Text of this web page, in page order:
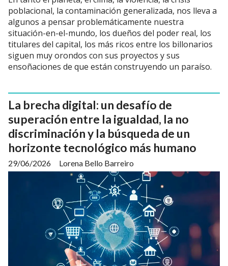
poblacional, la contaminación generalizada, nos lleva a
algunos a pensar problemáticamente nuestra
situación-en-el-mundo, los dueños del poder real, los
titulares del capital, los más ricos entre los billonarios
siguen muy orondos con sus proyectos y sus
ensoñaciones de que están construyendo un paraíso.
La brecha digital: un desafío de
superación entre la igualdad, la no
discriminación y la búsqueda de un
horizonte tecnológico más humano
Lorena Bello Barreiro
29/06/2026